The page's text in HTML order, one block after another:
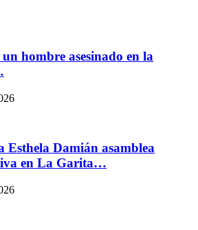
hombre asesinado en la
Esthela Damián asamblea
en La Garita…